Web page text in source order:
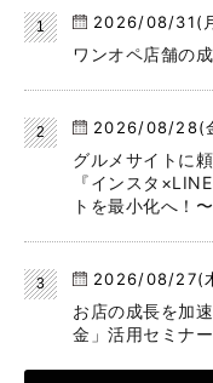
2026/08/31(
ワンオペ店舗の
2026/08/28(
グルメサイトに
『インスタ
トを最小化へ！〜
2026/08/27(
お店の成長を加
金」活用セミナー